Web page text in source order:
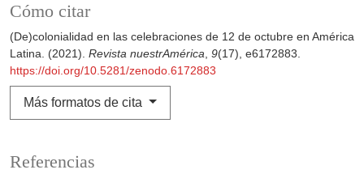
Cómo citar
(De)colonialidad en las celebraciones de 12 de octubre en América
Latina. (2021). Revista nuestrAmérica 9(17), e6172883.
https://doi.org/10.5281/zenodo.6172883
Más formatos de cita
Referencias